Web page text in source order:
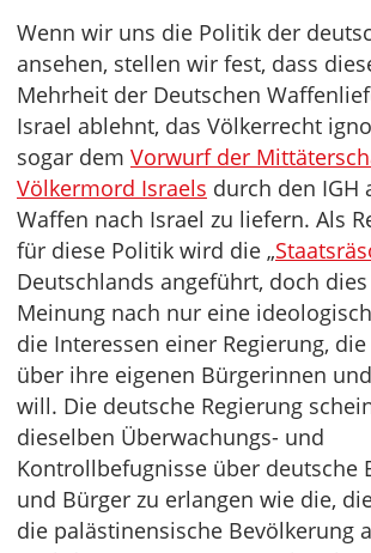
Wenn wir uns die Politik der
ansehen, stellen wir fest, dass
Mehrheit der Deutschen
Israel ablehnt, das Völkerrecht
sogar dem Vorwurf der
Völkermord Israels durch den IGH
Waffen nach Israel zu liefern. Als
für diese Politik wird die „
Deutschlands angeführt, doch
Meinung nach nur eine
die Interessen einer Regierung,
über ihre eigenen Bürgerinnen
will. Die deutsche Regierung
dieselben Überwachungs- und
Kontrollbefugnisse über deutsche
und Bürger zu erlangen wie die,
die palästinensische Bevölkerung